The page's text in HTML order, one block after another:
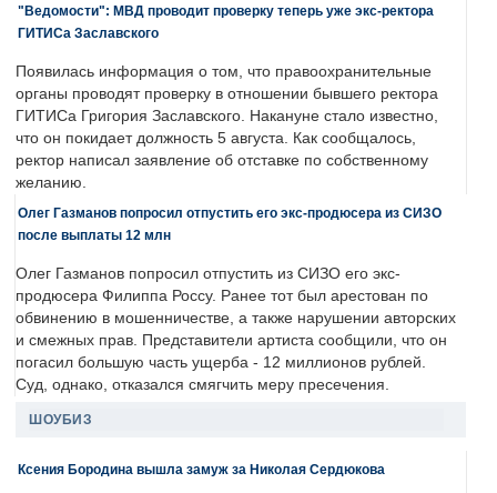
"Ведомости": МВД проводит проверку теперь уже экс-ректора
ГИТИСа Заславского
Появилась информация о том, что правоохранительные
органы проводят проверку в отношении бывшего ректора
ГИТИСа Григория Заславского. Накануне стало известно,
что он покидает должность 5 августа. Как сообщалось,
ректор написал заявление об отставке по собственному
желанию.
Олег Газманов попросил отпустить его экс-продюсера из СИЗО
после выплаты 12 млн
Олег Газманов попросил отпустить из СИЗО его экс-
продюсера Филиппа Россу. Ранее тот был арестован по
обвинению в мошенничестве, а также нарушении авторских
и смежных прав. Представители артиста сообщили, что он
погасил большую часть ущерба - 12 миллионов рублей.
Суд, однако, отказался смягчить меру пресечения.
ШОУБИЗ
Ксения Бородина вышла замуж за Николая Сердюкова